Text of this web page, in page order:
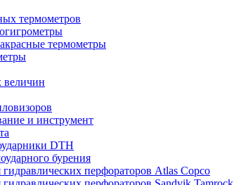
термометров
термометры
величин
и инструмент
DTH
бурения
гидравлических перфораторов Atlas Copco